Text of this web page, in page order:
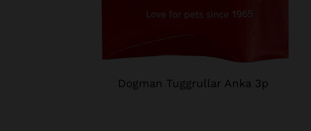
Dogman Tuggrullar Anka 3p